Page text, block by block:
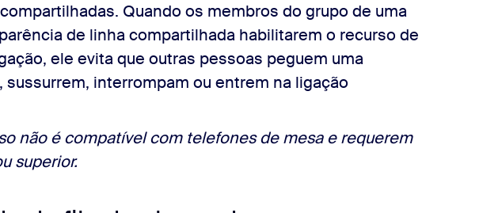
Quando os membros do grupo de uma
de linha compartilhada habilitarem o recurso de
ele evita que outras pessoas peguem uma
sussurrem, interrompam ou entrem na ligação
não é compatível com telefones de mesa e requerem
superior.